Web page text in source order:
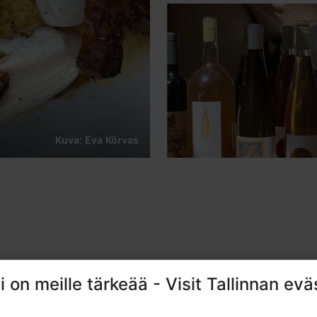
Kuva: Eva Kõrvas
Põhjalan tehtaassa.
on meille tärkeää - Visit Tallinnan
on meille tärkeää - Visit Tallinnan